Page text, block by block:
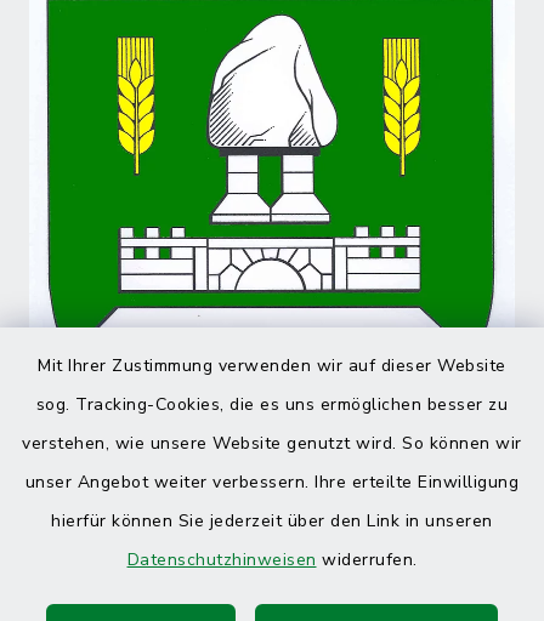
Mit Ihrer Zustimmung verwenden wir auf dieser Website
sog. Tracking-Cookies, die es uns ermöglichen besser zu
verstehen, wie unsere Website genutzt wird. So können wir
unser Angebot weiter verbessern. Ihre erteilte Einwilligung
hierfür können Sie jederzeit über den Link in unseren
Datenschutzhinweisen widerrufen.